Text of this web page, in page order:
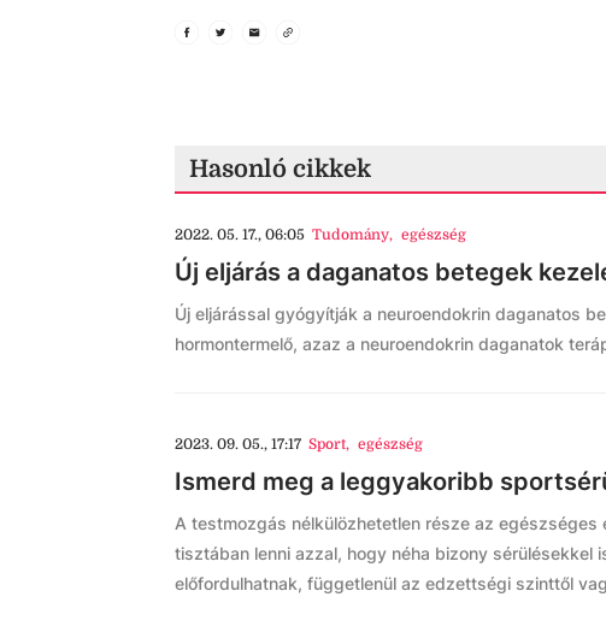
Hasonló cikkek
2022. 05. 17., 06:05 Tudomány, egészség
Új eljárás a daganatos betegek
Új eljárással gyógyítják a neuroendokrin daganatos
hormontermelő, azaz a neuroendokrin daganatok
2023. 09. 05., 17:17 Sport, egészség
Ismerd meg a leggyakoribb
A testmozgás nélkülözhetetlen része az egészséges
tisztában lenni azzal, hogy néha bizony sérülésekkel
előfordulhatnak, függetlenül az edzettségi szinttől